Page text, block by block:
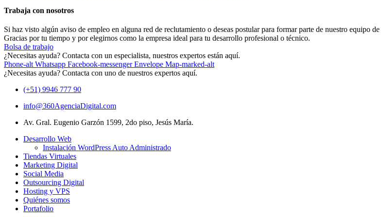
Trabaja con nosotros
Si haz visto algún aviso de empleo en alguna red de reclutamiento o deseas postular para formar parte de nuestro equipo
Gracias por tu tiempo y por elegirnos como la empresa ideal para tu desarrollo profesional o técnico.
Bolsa de trabajo
¿Necesitas ayuda? Contacta con un especialista, nuestros expertos están aquí.
Phone-alt Whatsapp Facebook-messenger Envelope Map-marked-alt
¿Necesitas ayuda? Contacta con uno de nuestros expertos aquí.
(+51) 9946 777 90
info@360AgenciaDigital.com
Av. Gral. Eugenio Garzón 1599, 2do piso, Jesús María.
Desarrollo Web
Instalación WordPress Auto Administrado
Tiendas Virtuales
Marketing Digital
Social Media
Outsourcing Digital
Hosting y VPS
Quiénes somos
Portafolio